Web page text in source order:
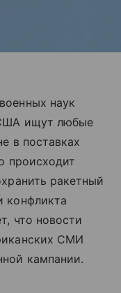
наук
ищут любые
в поставках
происходит
ракетный
конфликта
что новости
СМИ
кампании.